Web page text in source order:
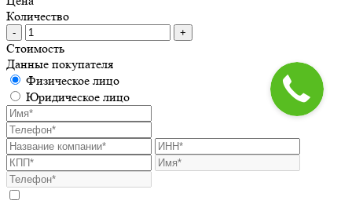
Количество
- +
Стоимость
Данные покупателя
Физическое лицо
Юридическое лицо